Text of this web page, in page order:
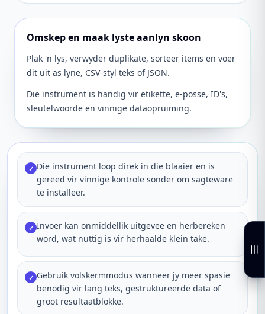
Omskep en maak lyste aanlyn skoon
Plak 'n lys, verwyder duplikate, sorteer items en voer
dit uit as lyne, CSV-styl teks of JSON.
Die instrument is handig vir etikette, e-posse, ID's,
sleutelwoorde en vinnige dataopruiming.
✓ Die instrument loop direk in die blaaier en is
gereed vir vinnige kontrole sonder om sagteware
te installeer.
✓ Invoer kan onmiddellik uitgevee en herbereken
word, wat nuttig is vir herhaalde klein take.
✓ Gebruik volskermmodus wanneer jy meer spasie
benodig vir lang teks, gestruktureerde data of
groot resultaatblokke.